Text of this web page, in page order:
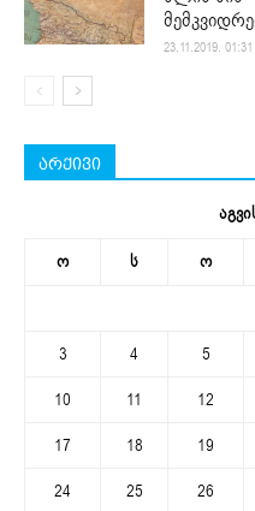
23.11.2019. 01:31
არქივი
ო ს ო
3
4 5
10
11 12
17
18 19
24
25 26